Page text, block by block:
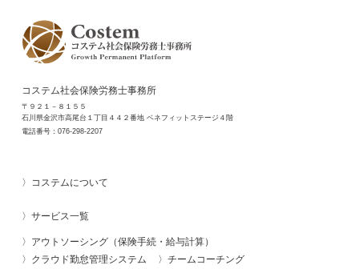
コステム社会保険労務士事務所
〒９２１－８１５５
石川県金沢市高尾台１丁目４４２番地 ベネフィットステージ４階
電話番号： 076-298-2207
コステムについて
サービス一覧
アウトソーシング（保険手続・給与計算）
クラウド勤怠管理システム
チームコーチング